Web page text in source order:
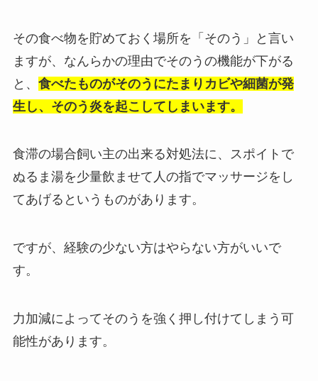
その食べ物を貯めておく場所を「そのう」と言い
ますが、なんらかの理由でそのうの機能が下がる
と、 食べたものがそのうにたまりカビや細菌が発
生し、そのう炎を起こしてしまいます。
食滞の場合飼い主の出来る対処法に、 スポイトで
ぬるま湯を少量飲ませて人の指でマッサージをし
てあげる というものがあります。
ですが、 経験の少ない方はやらない方がいいで
す。
力加減によってそのうを強く押し付けてしまう可
能性があります。